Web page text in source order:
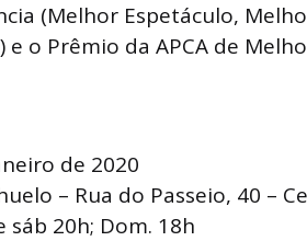
(Melhor Espetáculo,
e o Prêmio da APCA de
de 2020
– Rua do Passeio, 40 –
sáb 20h; Dom. 18h